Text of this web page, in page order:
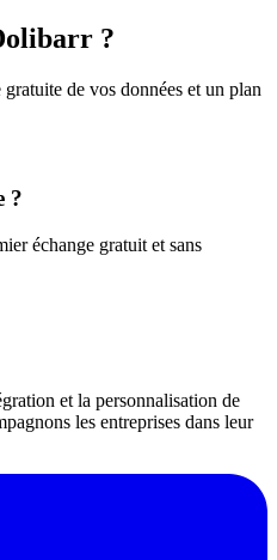
?
de vos données et un plan
?
échange gratuit et sans
et la personnalisation de
les entreprises dans leur